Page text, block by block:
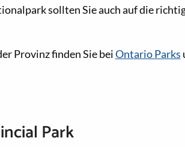
sollten Sie auch auf die
Provinz finden Sie beiOntario Parks
Park